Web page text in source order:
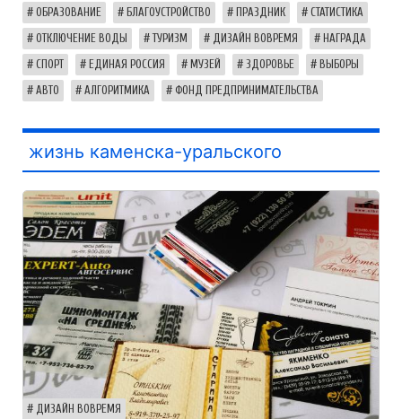
ОБРАЗОВАНИЕ БЛАГОУСТРОЙСТВО ПРАЗДНИК СТАТИСТИКА
ОТКЛЮЧЕНИЕ ВОДЫ ТУРИЗМ ДИЗАЙН ВОВРЕМЯ НАГРАДА
СПОРТ ЕДИНАЯ РОССИЯ МУЗЕЙ ЗДОРОВЬЕ ВЫБОРЫ
АВТО АЛГОРИТМИКА ФОНД ПРЕДПРИНИМАТЕЛЬСТВА
жизнь каменска-уральского
ДИЗАЙН ВОВРЕМЯ